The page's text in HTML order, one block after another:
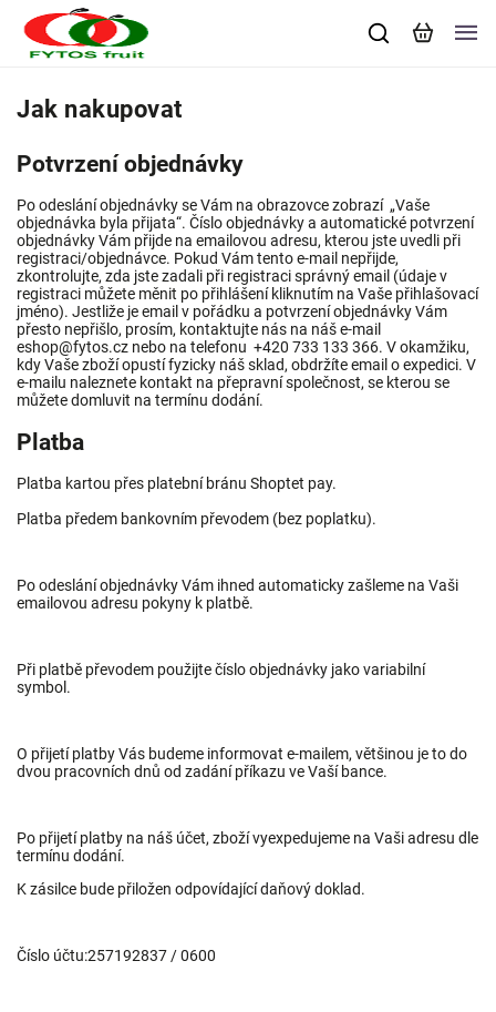
Jak nakupovat
Potvrzení objednávky
Po odeslání objednávky se Vám na obrazovce zobrazí „Vaše
objednávka byla přijata“. Číslo objednávky a automatické potvrzení
objednávky Vám přijde na emailovou adresu, kterou jste uvedli při
registraci/objednávce. Pokud Vám tento e-mail nepřijde,
zkontrolujte, zda jste zadali při registraci správný email (údaje v
registraci můžete měnit po přihlášení kliknutím na Vaše přihlašovací
jméno). Jestliže je email v pořádku a potvrzení objednávky Vám
přesto nepřišlo, prosím, kontaktujte nás na náš e-mail
eshop@fytos.cz nebo na telefonu +420 733 133 366. V okamžiku,
kdy Vaše zboží opustí fyzicky náš sklad, obdržíte email o expedici. V
e-mailu naleznete kontakt na přepravní společnost, se kterou se
můžete domluvit na termínu dodání.
Platba
Platba kartou přes platební bránu Shoptet pay.
Platba předem bankovním převodem (bez poplatku).
Po odeslání objednávky Vám ihned automaticky zašleme na Vaši
emailovou adresu pokyny k platbě.
Při platbě převodem použijte číslo objednávky jako variabilní
symbol.
O přijetí platby Vás budeme informovat e-mailem, většinou je to do
dvou pracovních dnů od zadání příkazu ve Vaší bance.
Po přijetí platby na náš účet, zboží vyexpedujeme na Vaši adresu dle
termínu dodání.
K zásilce bude přiložen odpovídající daňový doklad.
Číslo účtu:257192837 / 0600